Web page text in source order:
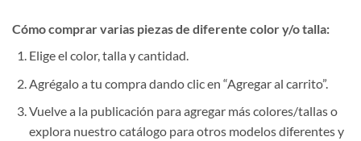
Cómo comprar varias piezas de diferente color y/o talla:
Elige el color, talla y cantidad.
Agrégalo a tu compra dando clic en “Agregar al carrito”.
Vuelve a la publicación para agregar más colores/tallas o
explora nuestro catálogo para otros modelos diferentes y